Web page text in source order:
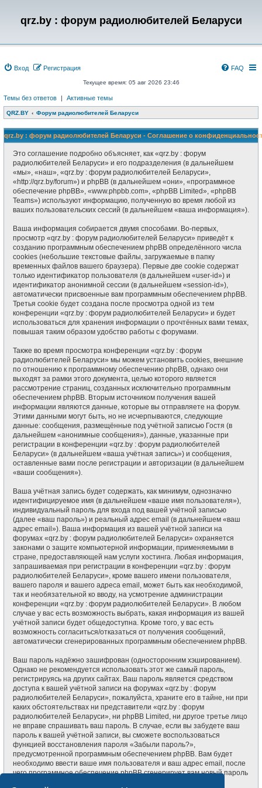
qrz.by : форум радиолюбителей Беларуси
Вход Регистрация FAQ
Текущее время: 05 авг 2026 23:46
Темы без ответов | Активные темы
QRZ.BY Форум радиолюбителей Беларуси
qrz.by : форум радиолюбителей Беларуси - Соглашение о
Это соглашение подробно объясняет, как «qrz.by : форум
радиолюбителей Беларуси» и его подразделения (в дальнейшем
«мы», «наш», «qrz.by : форум радиолюбителей Беларуси»,
«http://qrz.by/forum») и phpBB (в дальнейшем «они», «программное
обеспечение phpBB», «www.phpbb.com», «phpBB Limited», «phpBB
Teams») используют информацию, полученную во время любой из
ваших пользовательских сессий (в дальнейшем «ваша информация»).
Ваша информация собирается двумя способами. Во-первых,
просмотр «qrz.by : форум радиолюбителей Беларуси» приведёт к
созданию программным обеспечением phpBB определённого числа
cookies (небольшие текстовые файлы, загружаемые в папку
временных файлов вашего браузера). Первые две cookie содержат
только идентификатор пользователя (в дальнейшем «user-id») и
идентификатор анонимной сессии (в дальнейшем «session-id»),
автоматически присвоенные вам программным обеспечением phpBB.
Третья cookie будет создана после просмотра одной из тем
конференции «qrz.by : форум радиолюбителей Беларуси» и будет
использоваться для хранения информации о прочтённых вами темах,
повышая таким образом удобство работы с форумами.
Также во время просмотра конференции «qrz.by : форум
радиолюбителей Беларуси» мы можем установить cookies, внешние
по отношению к программному обеспечению phpBB, однако они
выходят за рамки этого документа, целью которого является
рассмотрение страниц, созданных исключительно программным
обеспечением phpBB. Вторым источником получения вашей
информации являются данные, которые вы отправляете на форум.
Этими данными могут быть, но не исчерпываются, следующие
данные: сообщения, размещённые под учётной записью Гостя (в
дальнейшем «анонимные сообщения»), данные, указанные при
регистрации в конференции «qrz.by : форум радиолюбителей
Беларуси» (в дальнейшем «ваша учётная запись») и сообщения,
оставленные вами после регистрации и авторизации (в дальнейшем
«ваши сообщения»).
Ваша учётная запись будет содержать, как минимум, однозначно
идентифицируемое имя (в дальнейшем «ваше имя пользователя»),
индивидуальный пароль для входа под вашей учётной записью
(далее «ваш пароль») и реальный адрес email (в дальнейшем «ваш
адрес email»). Ваша информация из вашей учётной записи на
форумах «qrz.by : форум радиолюбителей Беларуси» охраняется
законами о защите компьютерной информации, применяемыми в
стране, предоставляющей нам услуги хостинга. Любая информация,
запрашиваемая при регистрации в конференции «qrz.by : форум
радиолюбителей Беларуси», кроме вашего имени пользователя,
вашего пароля и вашего адреса email, может быть как необходимой,
так и необязательной ко вводу, на усмотрение администрации
конференции «qrz.by : форум радиолюбителей Беларуси». В любом
случае у вас есть возможность выбрать, какая информация из вашей
учётной записи будет общедоступна. Кроме того, у вас есть
возможность согласиться/отказаться от получения сообщений,
автоматически сгенерированных программным обеспечением phpBB.
Ваш пароль надёжно зашифрован (односторонним хэшированием).
Однако не рекомендуется использовать этот же самый пароль,
регистрируясь на других сайтах. Ваш пароль является средством
доступа к вашей учётной записи на форумах «qrz.by : форум
радиолюбителей Беларуси», пожалуйста, храните его в тайне, ни при
каких обстоятельствах ни представители «qrz.by : форум
радиолюбителей Беларуси», ни phpBB Limited, ни другое третье лицо
не вправе спрашивать ваш пароль. В случае, если вы забудете ваш
пароль к вашей учётной записи, вы сможете воспользоваться
функцией восстановления пароля «Забыли пароль?»,
предусмотренной программным обеспечением phpBB. Вам будет
необходимо ввести ваше имя пользователя и ваш адрес email, после
чего программное обеспечение phpBB сгенерирует вам новый пароль